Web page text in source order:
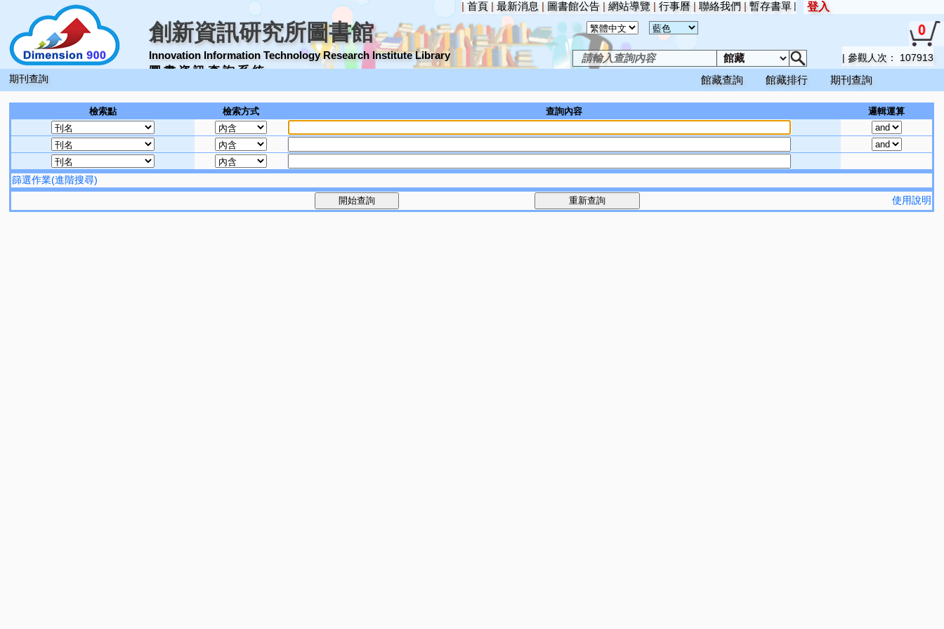
登入
|
| 首頁 | 最新消息 | 圖書館公告 | 網站導覽 | 行事曆 | 聯絡我們 | 暫存書單
創新資訊研究所圖書館
Innovation Information Technology Research Institute Library
圖 書 資 訊 查 詢 系 統
| 參觀人次： 107913
期刊查詢 館藏查詢 館藏排行 期刊查詢
檢索點 檢索方式 查詢內容 邏輯運算
篩選作業(進階搜尋)
使用說明